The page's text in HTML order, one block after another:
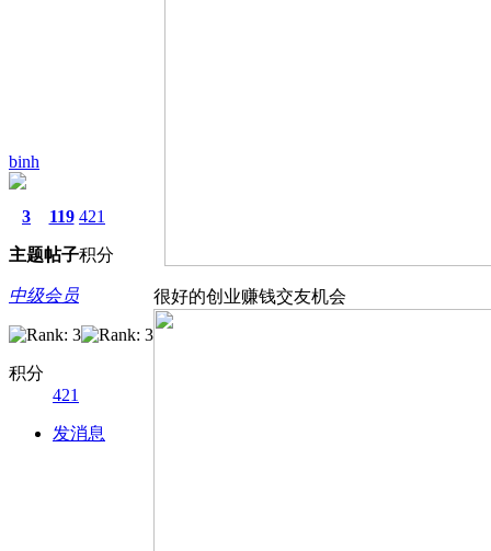
binh
3
主题
119
帖子
421
积分
中级会员
积分
421
发消息
很好的创业赚钱交友机会